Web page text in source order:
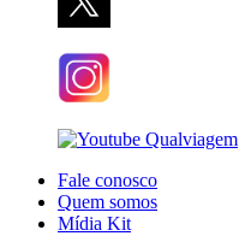
Fale conosco
Quem somos
Mídia Kit